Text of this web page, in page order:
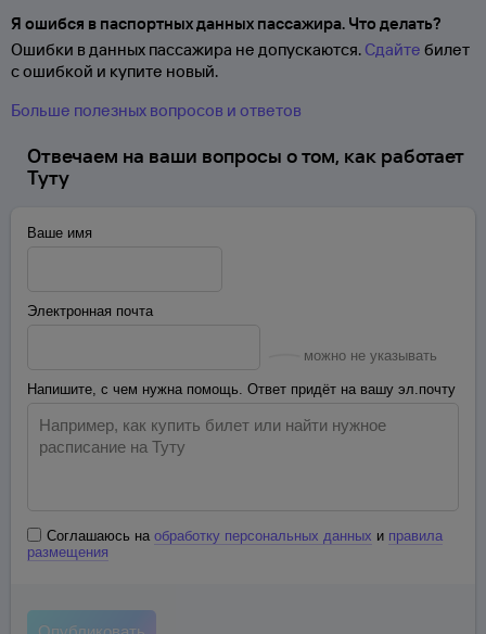
Я ошибся в паспортных данных пассажира. Что делать?
Ошибки в данных пассажира не допускаются. Сдайте билет
с ошибкой и купите новый.
Больше полезных вопросов и ответов
Отвечаем на ваши вопросы о том, как работает
Туту
Ваше имя
Электронная почта
можно не указывать
Напишите, с чем нужна помощь. Ответ придёт на вашу эл.почту
Соглашаюсь на обработку персональных данных и правила
размещения